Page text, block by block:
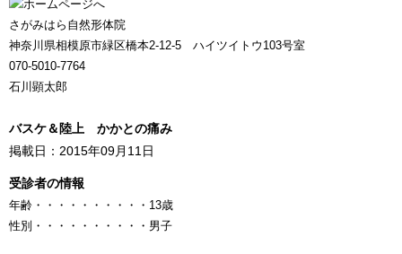
さがみはら自然形体院
神奈川県相模原市緑区橋本2-12-5 ハイツイトウ103号室
070-5010-7764
石川顕太郎
バスケ＆陸上 かかとの痛み
掲載日：2015年09月11日
受診者の情報
年齢 ・・・・・・・・・・ 13歳
性別 ・・・・・・・・・・ 男子